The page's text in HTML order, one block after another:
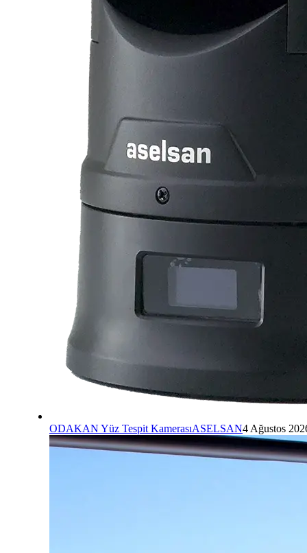
ODAKAN Yüz Tespit KamerasıASELSAN4 Ağustos